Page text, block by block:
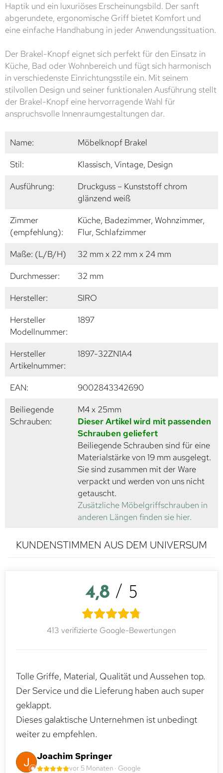
Haptik und ein luxuriöses Erscheinungsbild. Der sanft
abgerundete, ergonomische Griff bietet Komfort und
eine einfache Handhabung in jeder Anwendungssituation.
Der Brakel-Knopf eignet sich perfekt für den Einsatz in
Küche, Bad oder Wohnbereich und fügt sich harmonisch
in verschiedenste Einrichtungsstile ein. Mit seinem
stilvollen Design und seiner funktionalen Ausführung stellt
der Brakel-Knopf eine hervorragende Wahl für
anspruchsvolle Innenraumgestaltungen dar.
Name:
Möbelknopf Brakel
Stil:
Klassisch, Vintage, Design
Ausführung:
Druckguss – Kunststoff chrom
glänzend weiß
Zimmer
(empfehlung):
Küche, Badezimmer, Wohnzimmer,
Flur, Schlafzimmer
Maße: (L/B/H)
32 mm x 22 mm x 24 mm
Durchmesser:
32 mm
Hersteller:
SIRO
Hersteller
Modellnummer:
1897
Hersteller
Artikelnummer:
1897-32ZN1A4
EAN:
9002843342690
Beiliegende
Schrauben:
M4 x 25mm
Dieser Artikel wird mit passenden
Schrauben geliefert
Beiliegende Schrauben sind für eine
Materialstärke von 19 mm ausgelegt.
Sie sind zusammen mit der Ware
verpackt und werden von uns nicht
getauscht.
Zusätzliche Möbelgriffschrauben in
anderen Längen finden sie hier.
KUNDENSTIMMEN AUS DEM UNIVERSUM
4,8 / 5
413 verifizierte Google-Bewertungen
Tolle Griffe, Material, Qualität und Aussehen top.
Der Service und die Lieferung haben auch super
geklappt.
Dieses galaktische Unternehmen ist unbedingt
weiter zu empfehlen.
Joachim Springer
vor 5 Monaten · Google